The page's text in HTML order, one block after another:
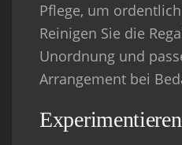
Pflege, um
Reinigen Sie die
Unordnung und
Arrangement bei